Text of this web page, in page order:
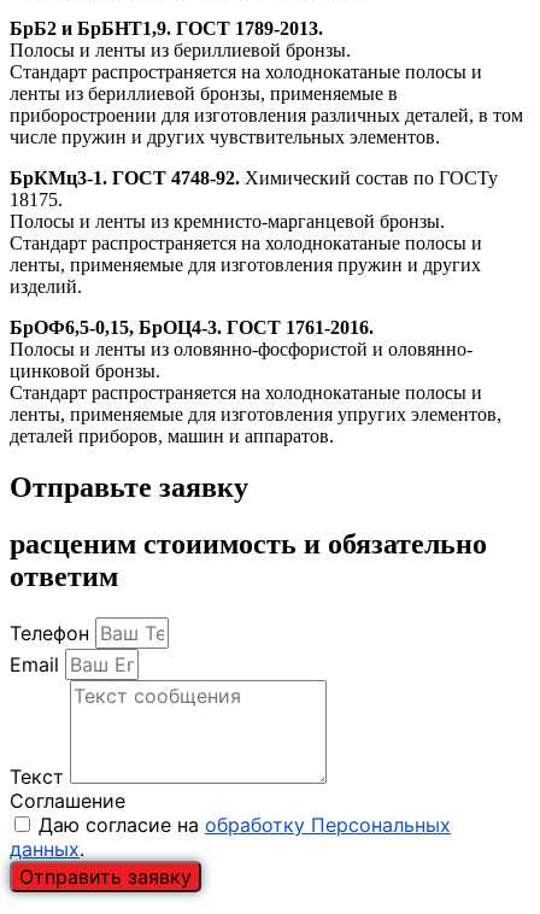
БрБ2 и БрБНТ1,9. ГОСТ 1789-2013.
Полосы и ленты из бериллиевой бронзы.
Стандарт распространяется на холоднокатаные полосы и
ленты из бериллиевой бронзы, применяемые в
приборостроении для изготовления различных деталей, в том
числе пружин и других чувствительных элементов.
БрКМц3-1. ГОСТ 4748-92. Химический состав по ГОСТу
18175.
Полосы и ленты из кремнисто-марганцевой бронзы.
Стандарт распространяется на холоднокатаные полосы и
ленты, применяемые для изготовления пружин и других
изделий.
БрОФ6,5-0,15, БрОЦ4-3. ГОСТ 1761-2016.
Полосы и ленты из оловянно-фосфористой и оловянно-
цинковой бронзы.
Стандарт распространяется на холоднокатаные полосы и
ленты, применяемые для изготовления упругих элементов,
деталей приборов, машин и аппаратов.
Отправьте заявку
расценим стоиимость и обязательно
ответим
Телефон
Email
Текст
Соглашение
Даю согласие на обработку Персональных
данных.
Отправить заявку